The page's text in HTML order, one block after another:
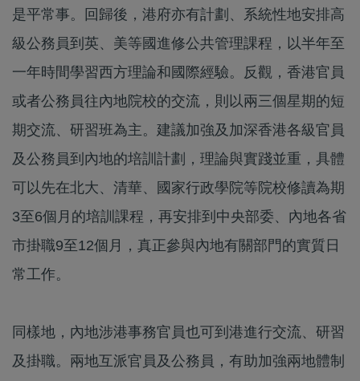
是平常事。回歸後，港府亦有計劃、系統性地安排高
級公務員到英、美等國進修公共管理課程，以半年至
一年時間學習西方理論和國際經驗。反觀，香港官員
或者公務員往內地院校的交流，則以兩三個星期的短
期交流、研習班為主。建議加強及加深香港各級官員
及公務員到內地的培訓計劃，理論與實踐並重，具體
可以先在北大、清華、國家行政學院等院校修讀為期
3至6個月的培訓課程，再安排到中央部委、內地各省
市掛職9至12個月，真正參與內地有關部門的實質日
常工作。
同樣地，內地涉港事務官員也可到港進行交流、研習
及掛職。兩地互派官員及公務員，有助加強兩地體制